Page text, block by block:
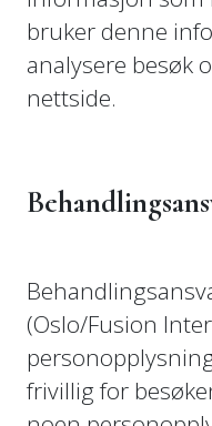
bruker denne
analysere besøk
nettside.
(Oslo/Fusion
frivillig for